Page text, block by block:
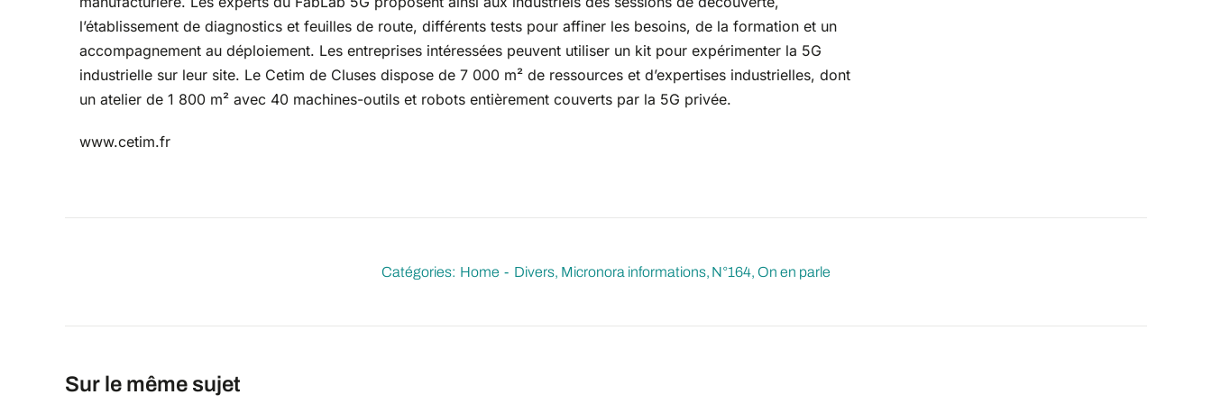
l’établissement de diagnostics et feuilles de route, différents tests pour affiner les besoins, de la formation et un
accompagnement au déploiement. Les entreprises intéressées peuvent utiliser un kit pour expérimenter la 5G
industrielle sur leur site. Le Cetim de Cluses dispose de 7 000 m² de ressources et d’expertises industrielles, dont
un atelier de 1 800 m² avec 40 machines-outils et robots entièrement couverts par la 5G privée.
www.cetim.fr
Catégories: Home Divers Micronora informations N°164 On en parle
Sur le même sujet